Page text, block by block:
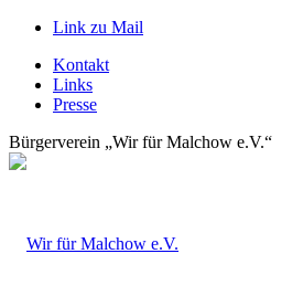
Link zu Mail
Kontakt
Links
Presse
Bürgerverein „Wir für Malchow e.V.“